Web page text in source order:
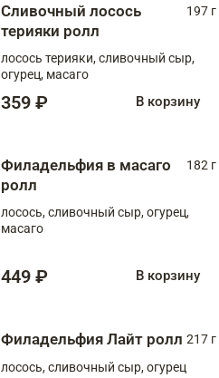
Сливочный лосось
терияки ролл
197 г
лосось терияки, сливочный сыр,
огурец, масаго
359 ₽ В корзину
Филадельфия в масаго
ролл
182 г
лосось, сливочный сыр, огурец,
масаго
449 ₽ В корзину
Филадельфия Лайт ролл 217 г
лосось, сливочный сыр, огурец